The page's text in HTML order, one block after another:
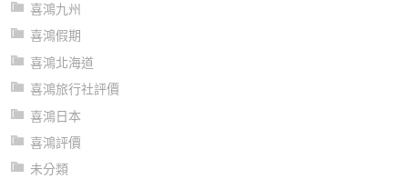
喜鴻九州
喜鴻假期
喜鴻北海道
喜鴻旅行社評價
喜鴻日本
喜鴻評價
未分類